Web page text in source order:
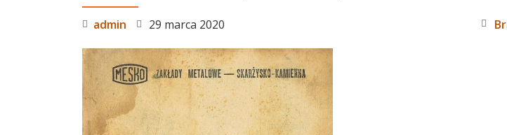
admin 29 marca 2020